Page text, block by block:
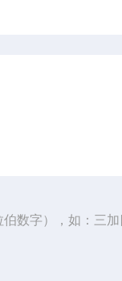
数字），如：三加